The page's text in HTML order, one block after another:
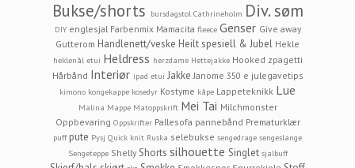
Bukse/shorts bursdagstol Cathrineholm Div. søm
DIY englesjal Farbenmix Mamacita fleece Genser Give away
Gutterom Handlenett/veske Heilt spesiell & Jubel Hekle
heklenål etui Heldress herzdame Hettejakke Hooked zpagetti
Hårbånd Interiør ipad etui Jakke Janome 350 e julegavetips
kimono kongekappe kosedyr Kostyme kåpe Lappeteknikk Lue
Malina Mappe Matoppskrift Mei Tai Milchmonster
Oppbevaring Oppskrifter Pallesofa pannebånd Prematurklær
puff pute Pysj Quick knit Ruska selebukse sengedrage sengeslange
Sengeteppe Shelly Shorts silhouette Singlet sjalbuff